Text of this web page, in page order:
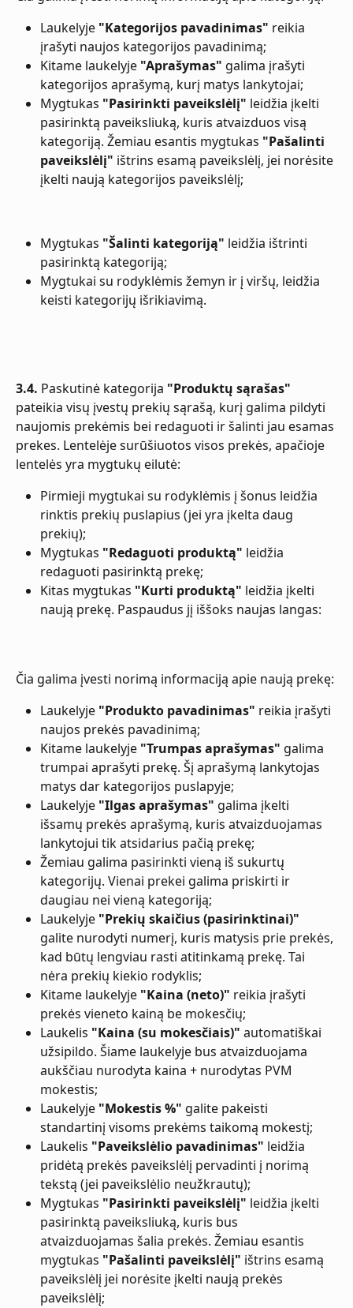
Laukelyje "Kategorijos pavadinimas" reikia
įrašyti naujos kategorijos pavadinimą;
Kitame laukelyje "Aprašymas" galima įrašyti
kategorijos aprašymą, kurį matys lankytojai;
Mygtukas "Pasirinkti paveikslėlį" leidžia įkelti
pasirinktą paveiksliuką, kuris atvaizduos visą
kategoriją. Žemiau esantis mygtukas "Pašalinti
paveikslėlį" ištrins esamą paveikslėlį, jei norėsite
įkelti naują kategorijos paveikslėlį;
Mygtukas "Šalinti kategoriją" leidžia ištrinti
pasirinktą kategoriją;
Mygtukai su rodyklėmis žemyn ir į viršų, leidžia
keisti kategorijų išrikiavimą.
3.4. Paskutinė kategorija "Produktų sąrašas"
pateikia visų įvestų prekių sąrašą, kurį galima pildyti
naujomis prekėmis bei redaguoti ir šalinti jau esamas
prekes. Lentelėje surūšiuotos visos prekės, apačioje
lentelės yra mygtukų eilutė:
Pirmieji mygtukai su rodyklėmis į šonus leidžia
rinktis prekių puslapius (jei yra įkelta daug
prekių);
Mygtukas "Redaguoti produktą" leidžia
redaguoti pasirinktą prekę;
Kitas mygtukas "Kurti produktą" leidžia įkelti
naują prekę. Paspaudus jį iššoks naujas langas:
Čia galima įvesti norimą informaciją apie naują prekę:
Laukelyje "Produkto pavadinimas" reikia įrašyti
naujos prekės pavadinimą;
Kitame laukelyje "Trumpas aprašymas" galima
trumpai aprašyti prekę. Šį aprašymą lankytojas
matys dar kategorijos puslapyje;
Laukelyje "Ilgas aprašymas" galima įkelti
išsamų prekės aprašymą, kuris atvaizduojamas
lankytojui tik atsidarius pačią prekę;
Žemiau galima pasirinkti vieną iš sukurtų
kategorijų. Vienai prekei galima priskirti ir
daugiau nei vieną kategoriją;
Laukelyje "Prekių skaičius (pasirinktinai)"
galite nurodyti numerį, kuris matysis prie prekės,
kad būtų lengviau rasti atitinkamą prekę. Tai
nėra prekių kiekio rodyklis;
Kitame laukelyje "Kaina (neto)" reikia įrašyti
prekės vieneto kainą be mokesčių;
Laukelis "Kaina (su mokesčiais)" automatiškai
užsipildo. Šiame laukelyje bus atvaizduojama
aukščiau nurodyta kaina + nurodytas PVM
mokestis;
Laukelyje "Mokestis %" galite pakeisti
standartinį visoms prekėms taikomą mokestį;
Laukelis "Paveikslėlio pavadinimas" leidžia
pridėtą prekės paveikslėlį pervadinti į norimą
tekstą (jei paveikslėlio neužkrautų);
Mygtukas "Pasirinkti paveikslėlį" leidžia įkelti
pasirinktą paveiksliuką, kuris bus
atvaizduojamas šalia prekės. Žemiau esantis
mygtukas "Pašalinti paveikslėlį" ištrins esamą
paveikslėlį jei norėsite įkelti naują prekės
paveikslėlį;